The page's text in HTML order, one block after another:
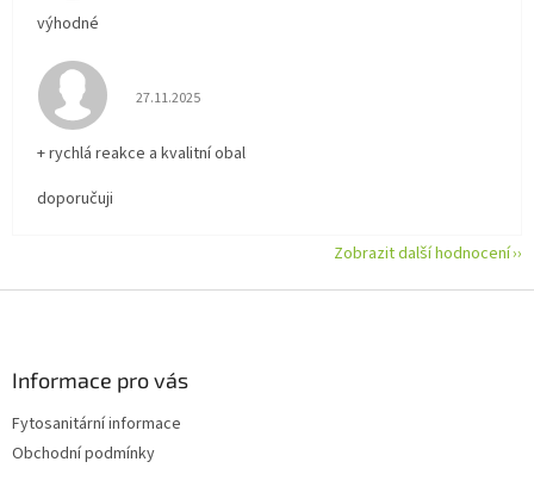
výhodné
Hodnocení obchodu je 5 z 5 hvězdiček.
27.11.2025
+ rychlá reakce a kvalitní obal
doporučuji
Zobrazit další hodnocení
Informace pro vás
Fytosanitární informace
Obchodní podmínky